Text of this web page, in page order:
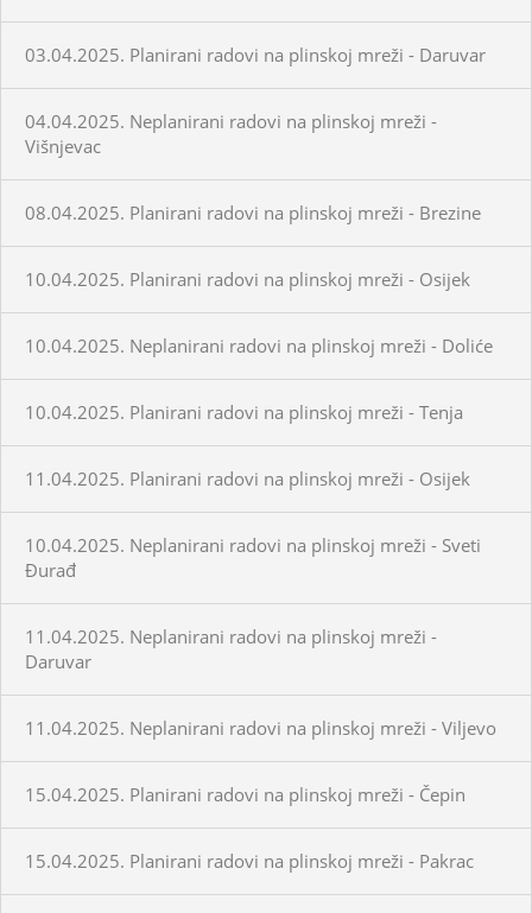
03.04.2025. Planirani radovi na plinskoj mreži - Daruvar
04.04.2025. Neplanirani radovi na plinskoj mreži -
Višnjevac
08.04.2025. Planirani radovi na plinskoj mreži - Brezine
10.04.2025. Planirani radovi na plinskoj mreži - Osijek
10.04.2025. Neplanirani radovi na plinskoj mreži - Doliće
10.04.2025. Planirani radovi na plinskoj mreži - Tenja
11.04.2025. Planirani radovi na plinskoj mreži - Osijek
10.04.2025. Neplanirani radovi na plinskoj mreži - Sveti
Đurađ
11.04.2025. Neplanirani radovi na plinskoj mreži -
Daruvar
11.04.2025. Neplanirani radovi na plinskoj mreži - Viljevo
15.04.2025. Planirani radovi na plinskoj mreži - Čepin
15.04.2025. Planirani radovi na plinskoj mreži - Pakrac